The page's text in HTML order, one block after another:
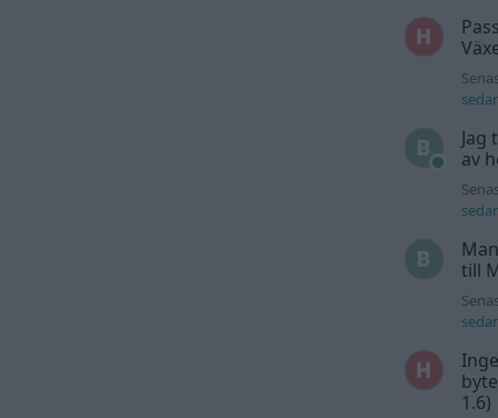
av
till
1.6)